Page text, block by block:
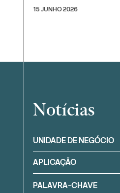
15 JUNHO 2026
Filtrar
Notícias
UNIDADE DE NEGÓCIO
APLICAÇÃO